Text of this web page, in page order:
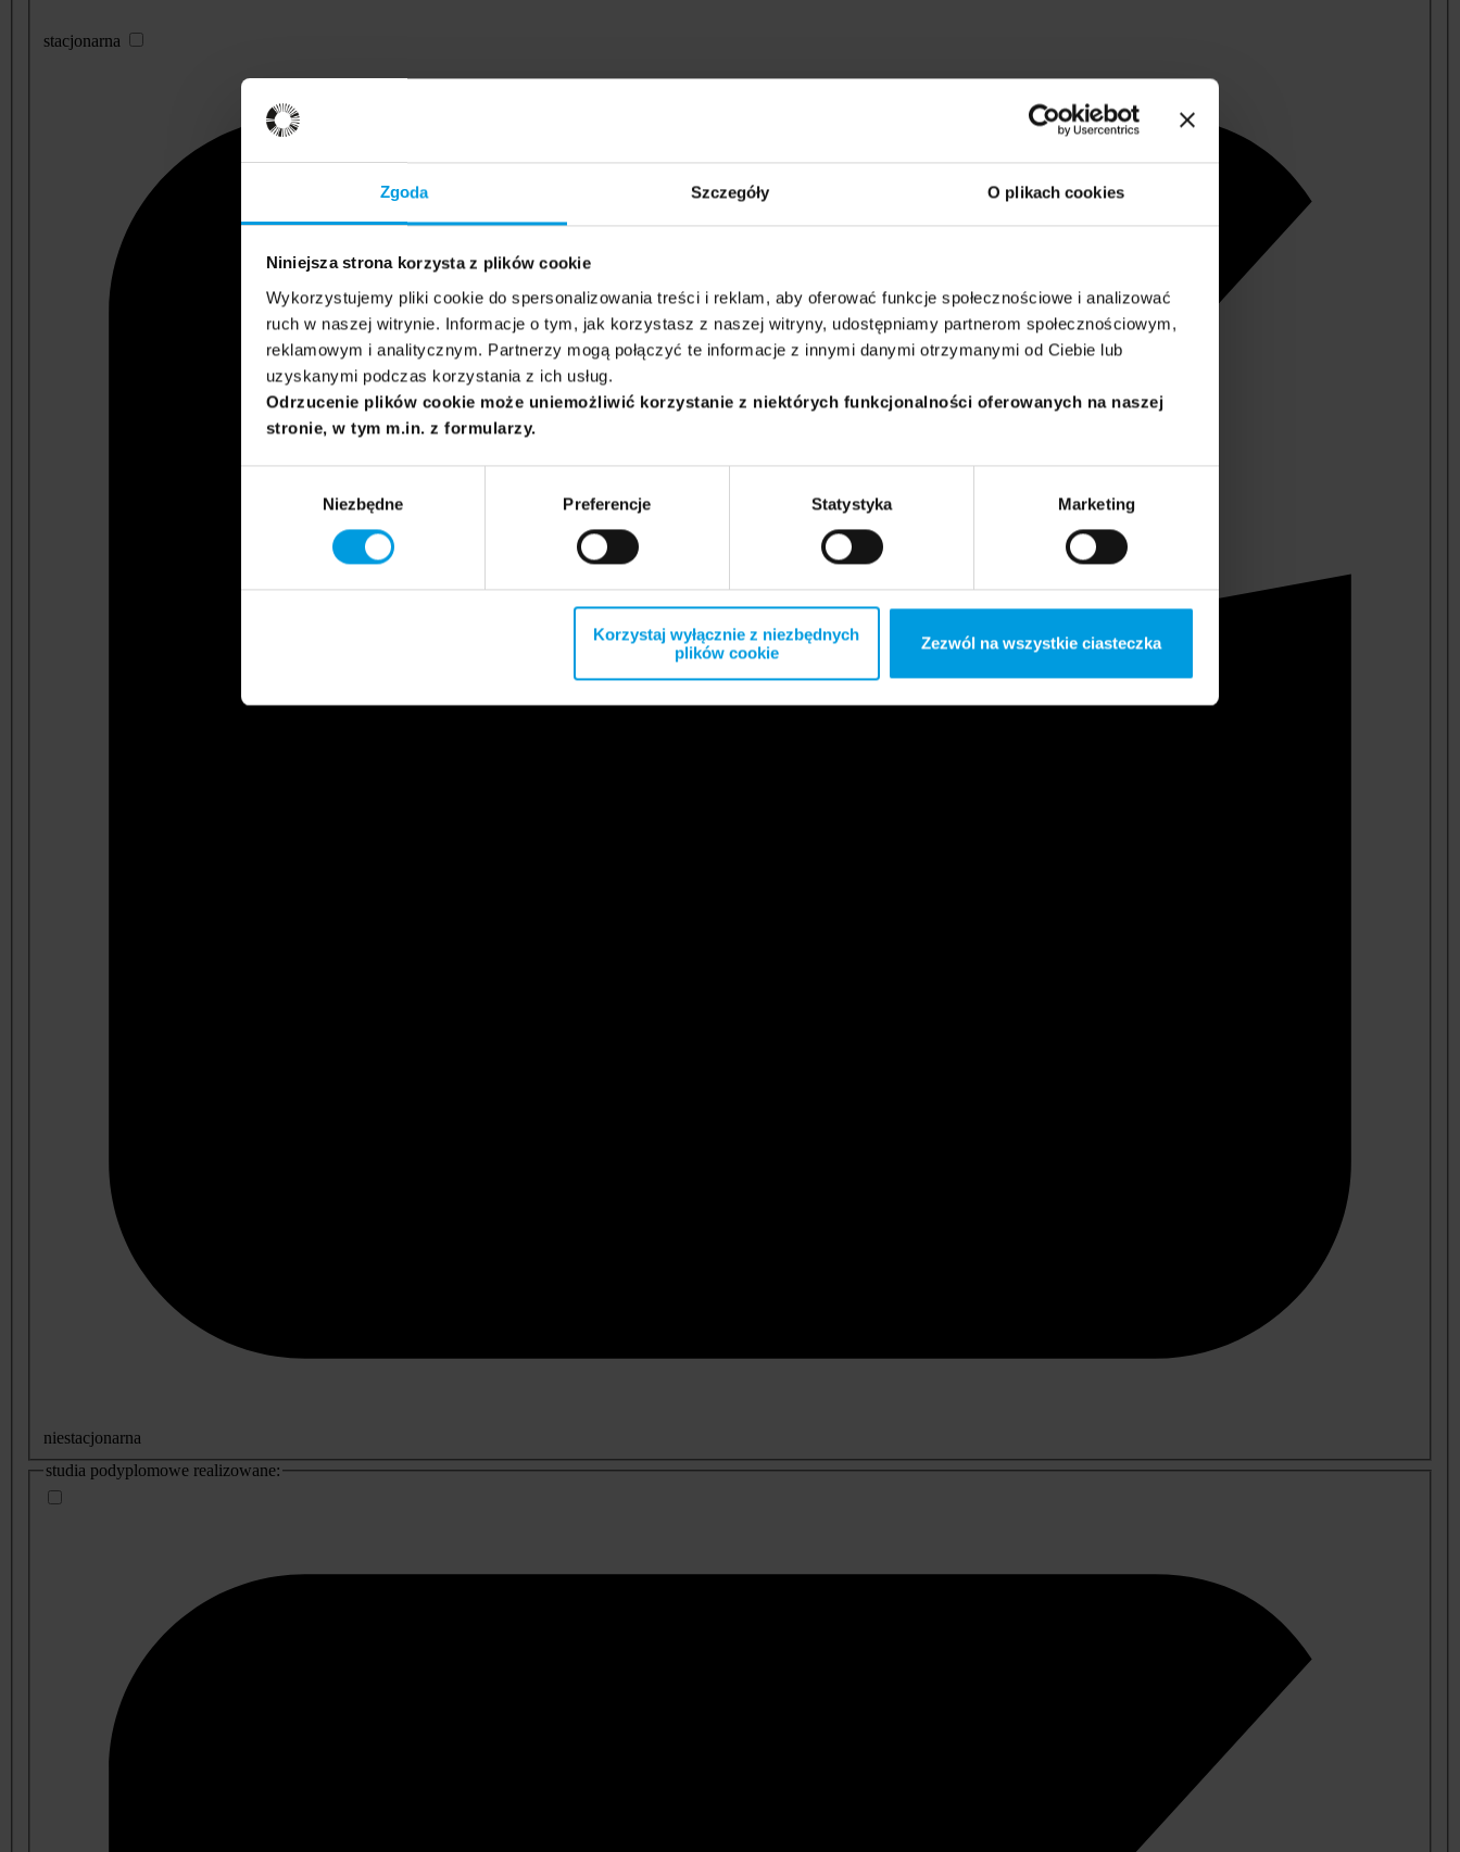
Zgoda Szczegóły O plikach cookies
Niniejsza strona korzysta z plików cookie
Wykorzystujemy pliki cookie do spersonalizowania treści i reklam, aby oferować funkcje społecznościowe i analizować
ruch w naszej witrynie. Informacje o tym, jak korzystasz z naszej witryny, udostępniamy partnerom społecznościowym,
reklamowym i analitycznym. Partnerzy mogą połączyć te informacje z innymi danymi otrzymanymi od Ciebie lub
uzyskanymi podczas korzystania z ich usług.
Odrzucenie plików cookie może uniemożliwić korzystanie z niektórych funkcjonalności oferowanych na naszej
stronie, w tym m.in. z formularzy.
Niezbędne Preferencje Statystyka Marketing
Korzystaj wyłącznie z niezbędnych
plików cookie
Zezwól na wszystkie ciasteczka
stacjonarna
niestacjonarna
studia podyplomowe realizowane: